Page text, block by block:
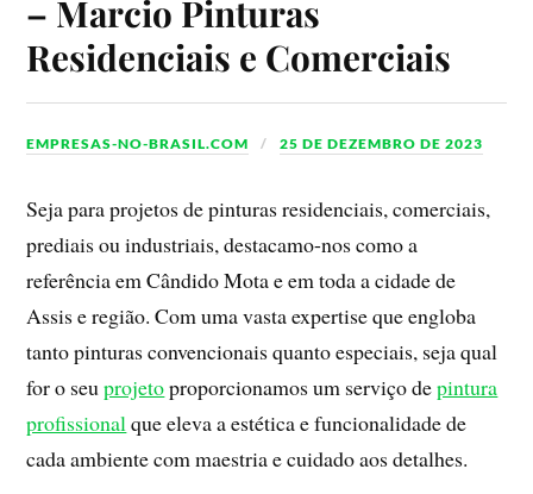
– Marcio Pinturas
Residenciais e Comerciais
EMPRESAS-NO-BRASIL.COM 25 DE DEZEMBRO DE 2023
Seja para projetos de pinturas residenciais, comerciais,
prediais ou industriais, destacamo-nos como a
referência em Cândido Mota e em toda a cidade de
Assis e região. Com uma vasta expertise que engloba
tanto pinturas convencionais quanto especiais, seja qual
for o seuprojetoproporcionamos um serviço depintura
profissionalque eleva a estética e funcionalidade de
cada ambiente com maestria e cuidado aos detalhes.